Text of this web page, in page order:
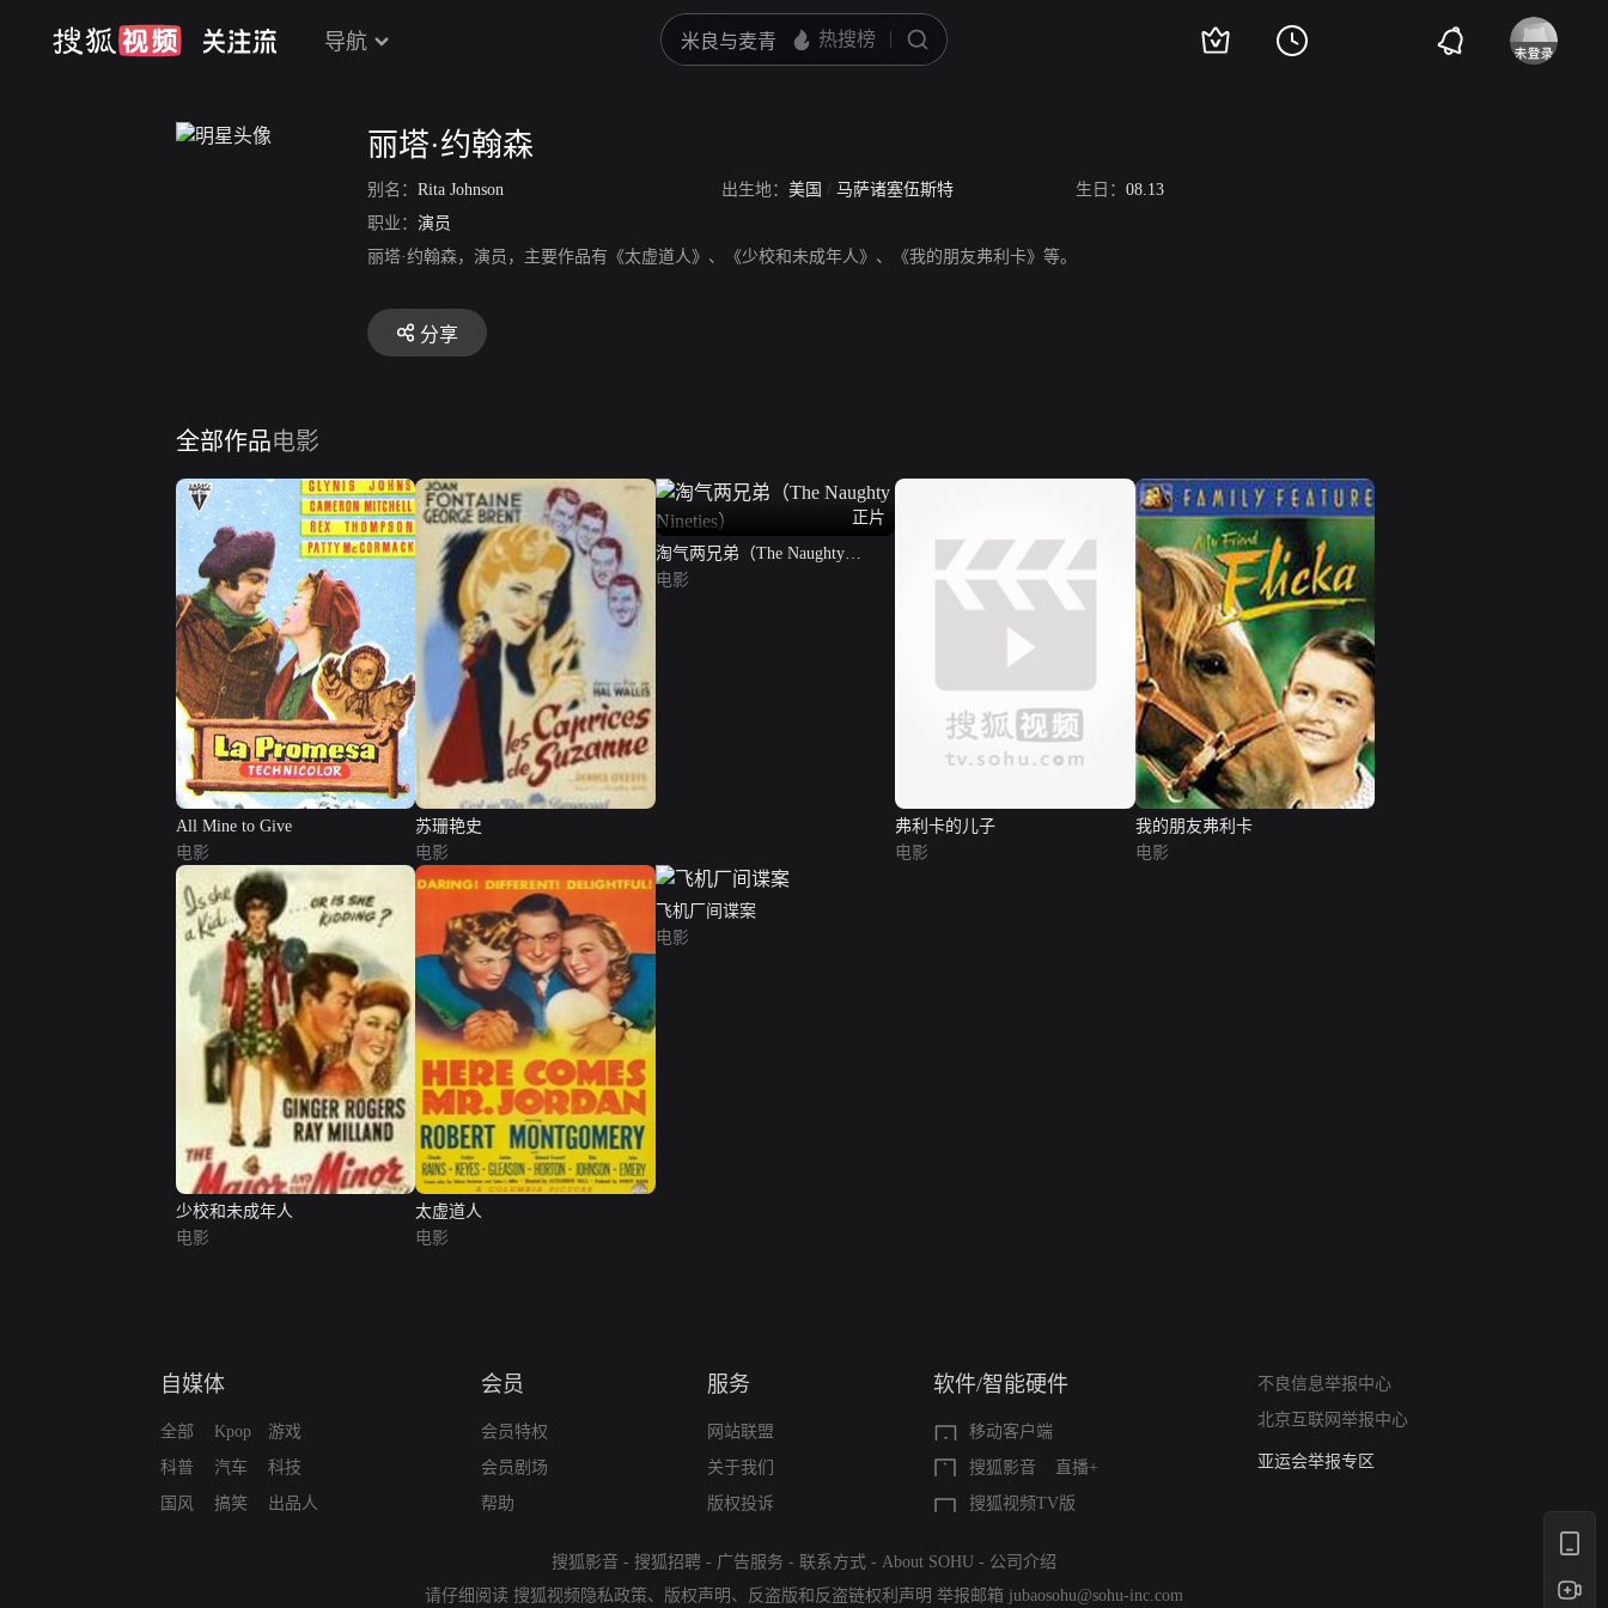
导航
丽塔·约翰森
别名： Rita Johnson 出生地： 美国 / 马萨诸塞伍斯特 生日： 08.13
职业： 演员
丽塔·约翰森，演员，主要作品有《太虚道人》、《少校和未成年人》、《我的朋友弗利卡》等。
分享
全部作品电影
All Mine to Give
电影
苏珊艳史
电影
正片
淘气两兄弟（The Naughty
Nineties）
电影
弗利卡的儿子
电影
我的朋友弗利卡
电影
少校和未成年人
电影
太虚道人
电影
飞机厂间谍案
电影
自媒体
全部
科普
国风
Kpop
汽车
搞笑
游戏
科技
出品人
会员
会员特权
会员剧场
帮助
服务
网站联盟
关于我们
版权投诉
软件/智能硬件
移动客户端
搜狐影音
直播+
搜狐视频TV版
不良信息举报中心
北京互联网举报中心
算法推荐专项举报
亚运会举报专区
搜狐影音 - 搜狐招聘 - 广告服务 - 联系方式 - About SOHU - 公司介绍
请仔细阅读 搜狐视频隐私政策、 版权声明 、 反盗版和反盗链权利声明 举报邮箱 jubaosohu@sohu-inc.com